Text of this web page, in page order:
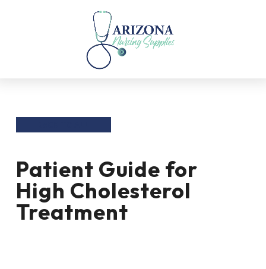
Patient Guide for
High Cholesterol
Treatment